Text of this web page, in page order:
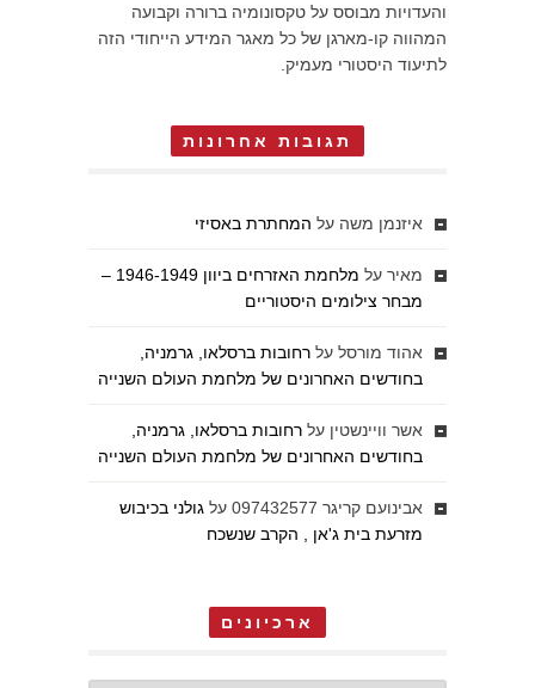
והעדויות מבוסס על טקסונומיה ברורה וקבועה
המהווה קו-מארגן של כל מאגר המידע הייחודי הזה
לתיעוד היסטורי מעמיק.
תגובות אחרונות
איזנמן משה על המחתרת באסיזי
מאיר על
מלחמת האזרחים ביוון 1946-1949 –
מבחר צילומים היסטוריים
אהוד מורסל על רחובות ברסלאו, גרמניה,
בחודשים האחרונים של מלחמת העולם השנייה
אשר וויינשטין על רחובות ברסלאו, גרמניה,
בחודשים האחרונים של מלחמת העולם השנייה
אבינועם קריגר 097432577 על גולני בכיבוש
מזרעת בית ג'אן , הקרב שנשכח
ארכיונים